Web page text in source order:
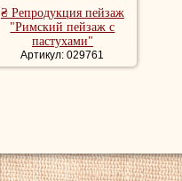
₴ Репродукция пейзаж
"Римский пейзаж с
пастухами"
Артикул: 029761